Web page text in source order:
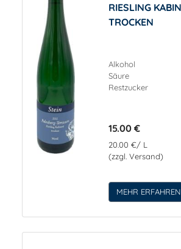
RIESLING
TROCKEN
Alkohol
Säure
Restzucker
15.00 €
20.00 €/ L
(zzgl. Versand)
MEHR ERFAHREN